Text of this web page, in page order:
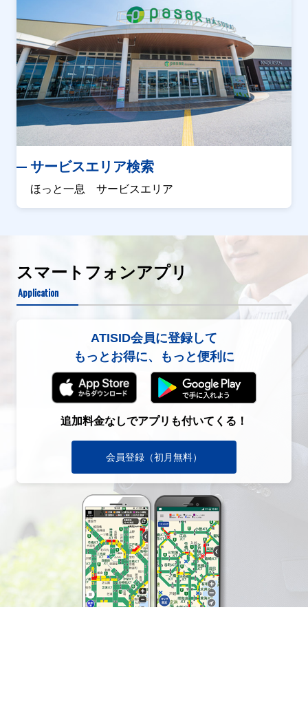
サービスエリア検索
ほっと一息 サービスエリア
スマートフォンアプリ
Application
ATISID会員に登録して
もっとお得に、もっと便利に
追加料金なしでアプリも付いてくる！
会員登録（初月無料）